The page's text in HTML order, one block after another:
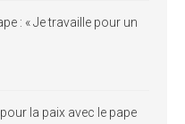
: « Je travaille pour un
la paix avec le pape